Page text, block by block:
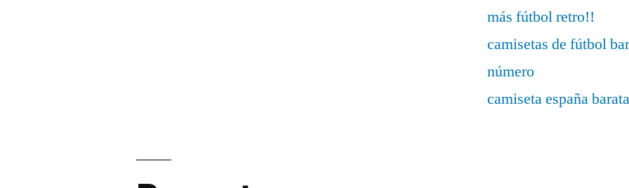
más fútbol retro!!
camisetas de fútbol
número
camiseta españa barata